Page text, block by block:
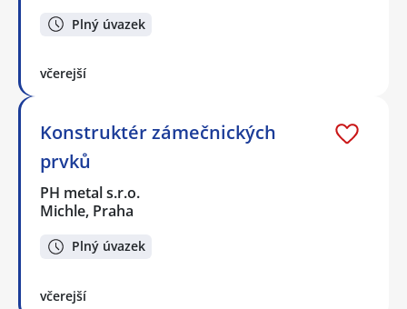
Plný úvazek
včerejší
Konstruktér zámečnických
prvků
PH metal s.r.o.
Michle, Praha
Plný úvazek
včerejší